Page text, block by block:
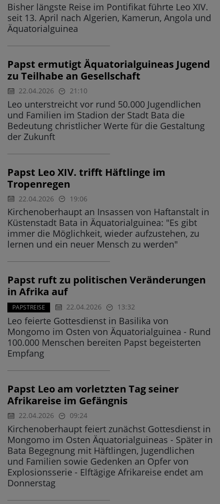
Bisher längste Reise im Pontifikat führte Leo XIV.
seit 13. April nach Algerien, Kamerun, Angola und
Äquatorialguinea
Papst ermutigt Äquatorialguineas Jugend
zu Teilhabe an Gesellschaft
22.04.2026 21:10
Leo unterstreicht vor rund 50.000 Jugendlichen
und Familien im Stadion der Stadt Bata die
Bedeutung christlicher Werte für die Gestaltung
der Zukunft
Papst Leo XIV. trifft Häftlinge im
Tropenregen
22.04.2026 19:06
Kirchenoberhaupt an Insassen von Haftanstalt in
Küstenstadt Bata in Äquatorialguinea: "Es gibt
immer die Möglichkeit, wieder aufzustehen, zu
lernen und ein neuer Mensch zu werden"
Papst ruft zu politischen Veränderungen
in Afrika auf
PAPSTREISE 22.04.2026 13:32
Leo feierte Gottesdienst in Basilika von
Mongomo im Osten von Äquatorialguinea - Rund
100.000 Menschen bereiten Papst begeisterten
Empfang
Papst Leo am vorletzten Tag seiner
Afrikareise im Gefängnis
22.04.2026 09:24
Kirchenoberhaupt feiert zunächst Gottesdienst in
Mongomo im Osten Äquatorialguineas - Später in
Bata Begegnung mit Häftlingen, Jugendlichen
und Familien sowie Gedenken an Opfer von
Explosionsserie - Elftägige Afrikareise endet am
Donnerstag